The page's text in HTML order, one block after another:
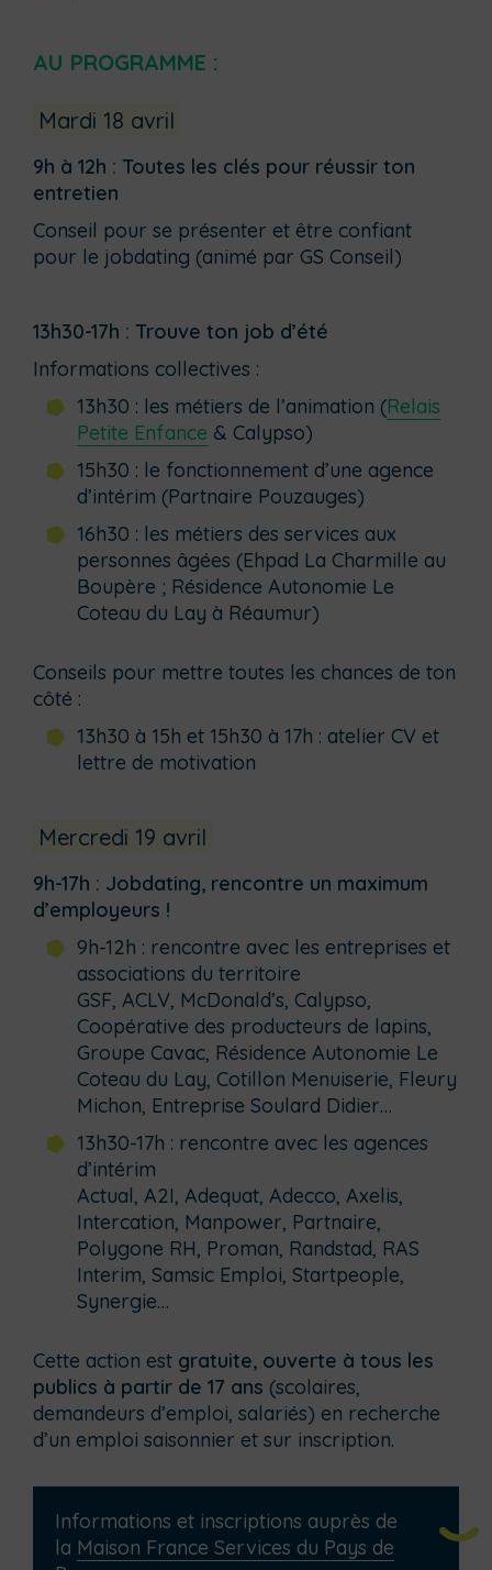
AU PROGRAMME :
Mardi 18 avril
9h à 12h : Toutes les clés pour réussir ton
entretien
Conseil pour se présenter et être confiant
pour le jobdating (animé par GS Conseil)
13h30-17h : Trouve ton job d’été
Informations collectives :
13h30 : les métiers de l’animation (Relais
Petite Enfance & Calypso)
15h30 : le fonctionnement d’une agence
d’intérim (Partnaire Pouzauges)
16h30 : les métiers des services aux
personnes âgées (Ehpad La Charmille au
Boupère ; Résidence Autonomie Le
Coteau du Lay à Réaumur)
Conseils pour mettre toutes les chances de ton
côté :
13h30 à 15h et 15h30 à 17h : atelier CV et
lettre de motivation
Mercredi 19 avril
9h-17h : Jobdating, rencontre un maximum
d’employeurs !
9h-12h : rencontre avec les entreprises et
associations du territoire
GSF, ACLV, McDonald’s, Calypso,
Coopérative des producteurs de lapins,
Groupe Cavac, Résidence Autonomie Le
Coteau du Lay, Cotillon Menuiserie, Fleury
Michon, Entreprise Soulard Didier…
13h30-17h : rencontre avec les agences
d’intérim
Actual, A2I, Adequat, Adecco, Axelis,
Intercation, Manpower, Partnaire,
Polygone RH, Proman, Randstad, RAS
Interim, Samsic Emploi, Startpeople,
Synergie…
Cette action est gratuite, ouverte à tous les
publics à partir de 17 ans (scolaires,
demandeurs d’emploi, salariés) en recherche
d’un emploi saisonnier et sur inscription.
Informations et inscriptions auprès de
la Maison France Services du Pays de